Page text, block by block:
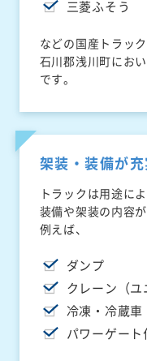
三菱ふそう
などの国産トラッ
石川郡浅川町にお
です。
架装・装備が
トラックは用途に
装備や架装の内容
例えば、
ダンプ
クレーン（ユ
冷凍・冷蔵車
パワーゲート